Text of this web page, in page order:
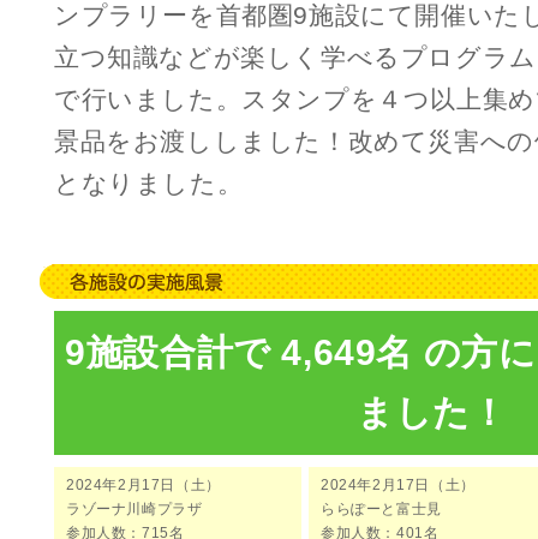
ンプラリーを首都圏9施設にて開催いた
立つ知識などが楽しく学べるプログラ
で行いました。スタンプを４つ以上集
景品をお渡ししました！改めて災害へ
となりました。
9施設合計で 4,649名 の方
ました！
2024年2月17日（土）
ラゾーナ川崎プラザ
参加人数：715名
2024年2月17日（土）
ららぽーと富士見
参加人数：401名